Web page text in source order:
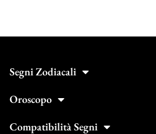
Segni Zodiacali
Oroscopo
Compatibilità Segni